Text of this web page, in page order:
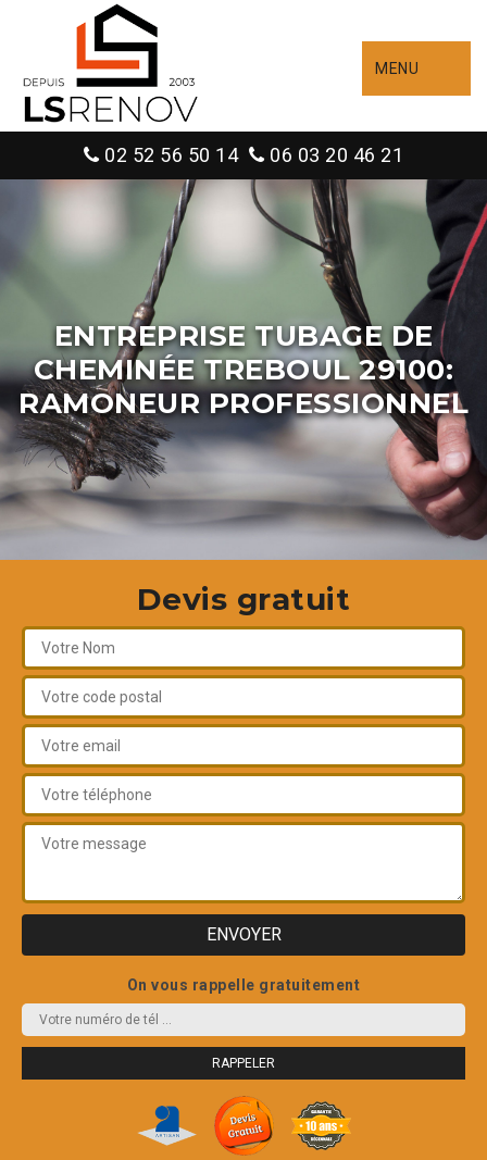
MENU
02 52 56 50 14 06 03 20 46 21
ENTREPRISE TUBAGE DE
CHEMINÉE TREBOUL 29100:
RAMONEUR PROFESSIONNEL
Devis gratuit
On vous rappelle gratuitement